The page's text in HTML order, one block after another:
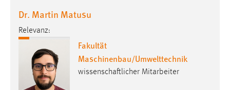
Dr. Martin Matusu
Relevanz:
Fakultät
Maschinenbau/Umwelttechnik
wissenschaftlicher Mitarbeiter